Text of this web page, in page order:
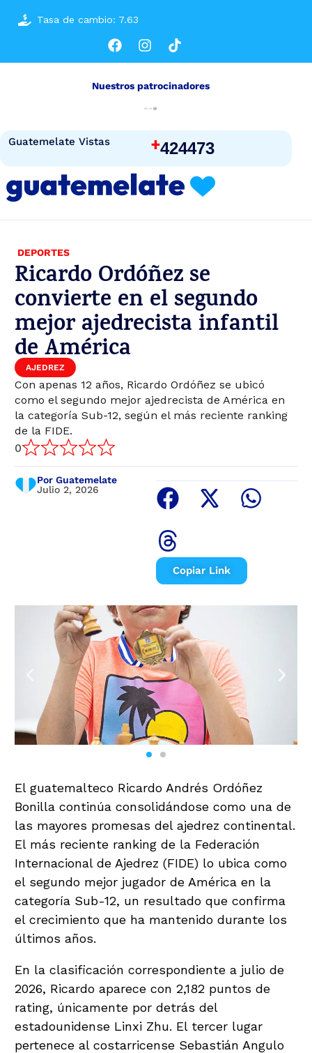
Tasa de cambio: 7.63
Guatemelate Vistas +424473
Nuestros patrocinadores
DEPORTES
Ricardo Ordóñez se
convierte en el segundo
mejor ajedrecista infantil
de América
AJEDREZ
Con apenas 12 años, Ricardo Ordóñez se ubicó
como el segundo mejor ajedrecista de América en
la categoría Sub-12, según el más reciente ranking
de la FIDE.
0
Por Guatemelate
Julio 2, 2026
Copiar Link
El guatemalteco Ricardo Andrés Ordóñez
Bonilla continúa consolidándose como una de
las mayores promesas del ajedrez continental.
El más reciente ranking de la Federación
Internacional de Ajedrez (FIDE) lo ubica como
el segundo mejor jugador de América en la
categoría Sub-12, un resultado que confirma
el crecimiento que ha mantenido durante los
últimos años.
En la clasificación correspondiente a julio de
2026, Ricardo aparece con 2,182 puntos de
rating, únicamente por detrás del
estadounidense Linxi Zhu. El tercer lugar
pertenece al costarricense Sebastián Angulo